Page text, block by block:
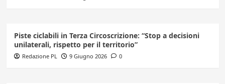
Piste ciclabili in Terza Circoscrizione: “Stop a decisioni
unilaterali, rispetto per il territorio”
Redazione PL 9 Giugno 2026 0